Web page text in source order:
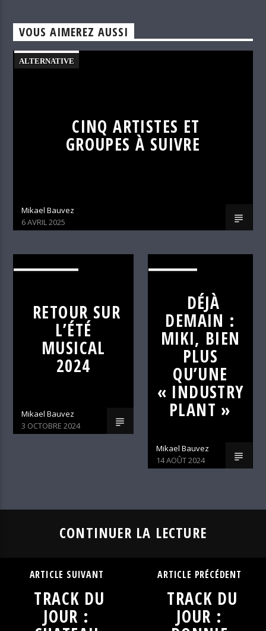
VOUS AIMEREZ AUSSI
ALTERNATIVE
CINQ ARTISTES ET
GROUPES À SUIVRE
Mikael Bauvez
6 AVRIL 2025
RETOUR SUR
L’ÉTÉ
MUSICAL
2024
Mikael Bauvez
3 OCTOBRE 2024
DÉJÀ
DEMAIN :
MIKI, BIEN
PLUS
QU’UNE
« INDUSTRY
PLANT »
Mikael Bauvez
14 AOÛT 2024
CONTINUER LA LECTURE
ARTICLE SUIVANT
TRACK DU
JOUR :
ARTICLE PRÉCÉDENT
TRACK DU
JOUR :